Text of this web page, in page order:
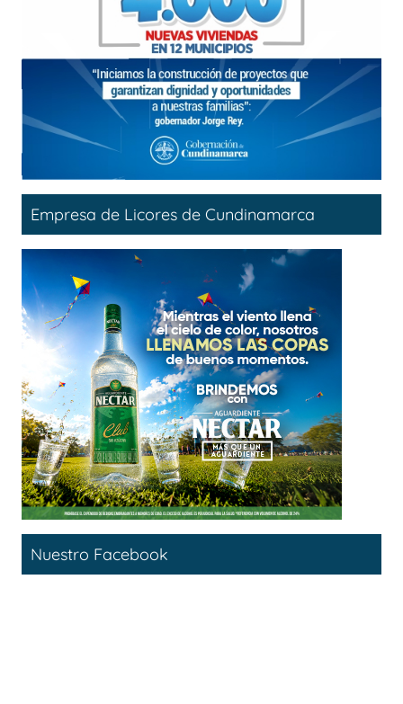
Empresa de Licores de Cundinamarca
Nuestro Facebook